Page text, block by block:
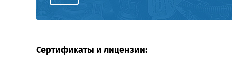
Сертификаты и лицензии: